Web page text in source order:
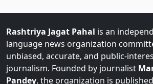
Rashtriya Jagat Pahal is an
language news organization
unbiased, accurate, and public-
journalism. Founded by journalist
Pandey, the organization is